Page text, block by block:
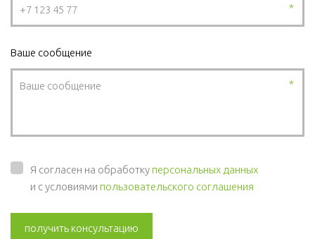
*
Ваше сообщение
*
Я согласен на обработкуперсональных данных
и с условиями пользовательского соглашения
получить консультацию